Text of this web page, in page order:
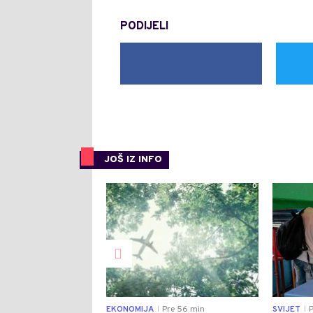
PODIJELI
JOŠ IZ INFO
0
EKONOMIJA Pre 56 min SVIJET